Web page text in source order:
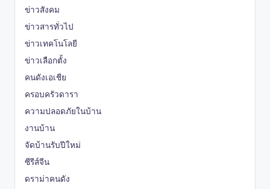
ข่าวสังคม
ข่าวสารทั่วไป
ข่าวเทคโนโลยี
ข่าวเลือกตั้ง
คนดังเอเชีย
ครอบครัวดารา
ความปลอดภัยในบ้าน
งานบ้าน
จัดบ้านรับปีใหม่
ซีรีส์จีน
ดราม่าคนดัง